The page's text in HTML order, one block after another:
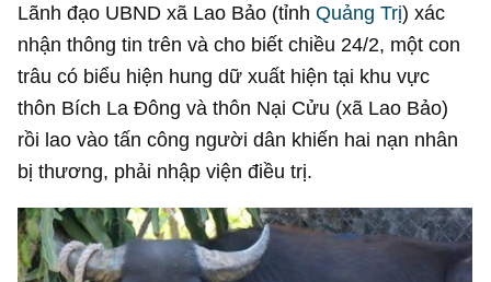
Lãnh đạo UBND xã Lao Bảo (tỉnhQuảng Trị) xác
nhận thông tin trên và cho biết chiều 24/2, một con
trâu có biểu hiện hung dữ xuất hiện tại khu vực
thôn Bích La Đông và thôn Nại Cửu (xã Lao Bảo)
rồi lao vào tấn công người dân khiến hai nạn nhân
bị thương, phải nhập viện điều trị.